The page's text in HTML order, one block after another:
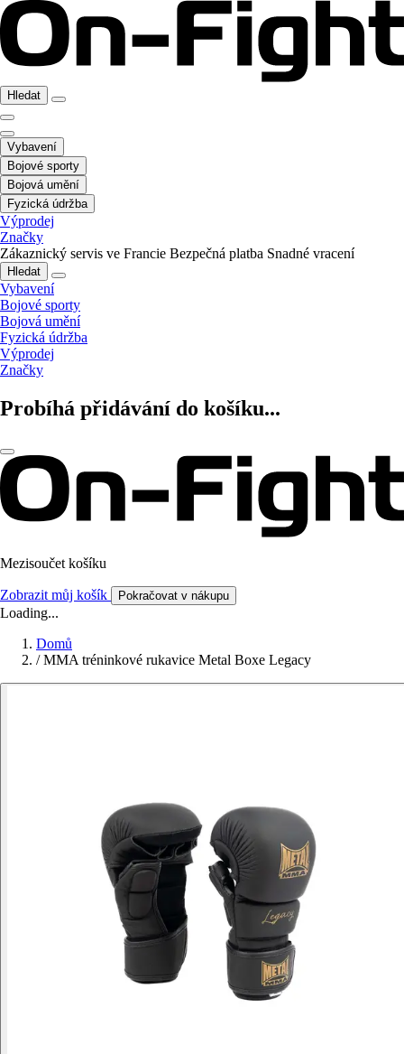
Hledat
Vybavení
Bojové sporty
Bojová umění
Fyzická údržba
Výprodej
Značky
Zákaznický servis ve Francie Bezpečná platba Snadné vracení
Hledat
Vybavení
Bojové sporty
Bojová umění
Fyzická údržba
Výprodej
Značky
Probíhá přidávání do košíku...
Mezisoučet košíku
Zobrazit můj košík Pokračovat v nákupu
Loading...
Domů
/ MMA tréninkové rukavice Metal Boxe Legacy